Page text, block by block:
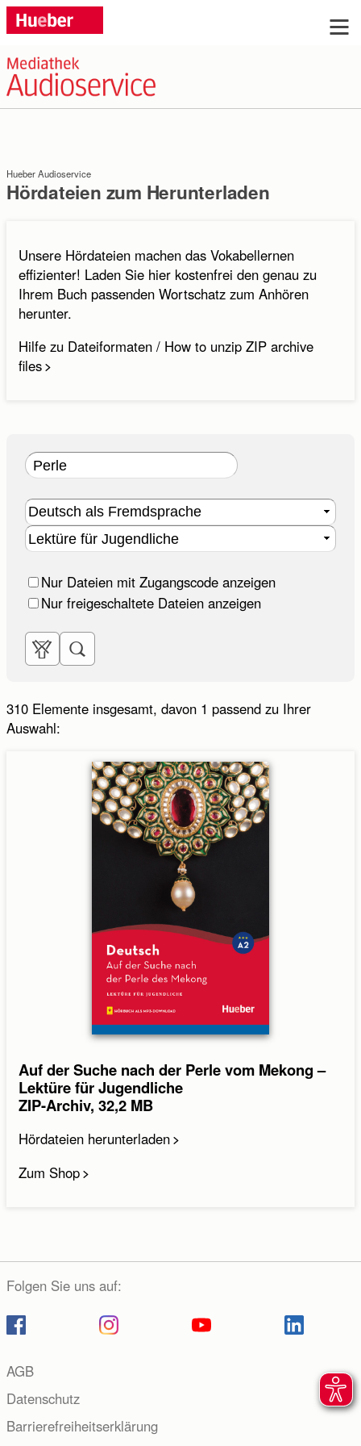
Hueber Audioservice
Hördateien zum Herunterladen
Unsere Hördateien machen das Vokabellernen
effizienter! Laden Sie hier kostenfrei den genau zu
Ihrem Buch passenden Wortschatz zum Anhören
herunter.
Hilfe zu Dateiformaten / How to unzip ZIP archive
files
Nur Dateien mit Zugangscode anzeigen
Nur freigeschaltete Dateien anzeigen
310 Elemente insgesamt, davon 1 passend zu Ihrer
Auswahl:
Auf der Suche nach der Perle vom Mekong –
Lektüre für Jugendliche
ZIP-Archiv, 32,2 MB
Hördateien herunterladen
Zum Shop
AGB
Datenschutz
Barrierefreiheitserklärung
Folgen Sie uns auf:
Sie haben Fragen?
Montag bis Donnerstag: 9:00 bis 17:00 Uhr, Freitag:
9:00 bis 16:00 Uhr
Anrede:
Vorname:
E-Mail-Adresse:
E-Mail wiederholen:
Telefon:
Bitte rufen Sie mich zurück. (Der Rückruf erfolgt
Ihre Anfrage:
Abbrechen